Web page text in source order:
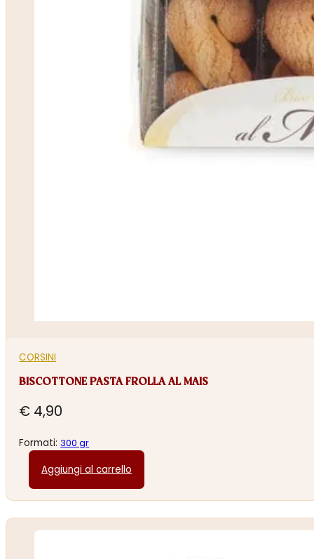
CORSINI
BISCOTTONE PASTA FROLLA AL MAIS
€ 4,90
Formati:300 gr
Aggiungi al carrello